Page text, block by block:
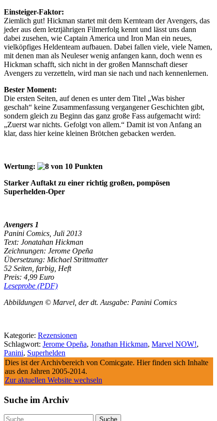
Einsteiger-Faktor:
Ziemlich gut! Hickman startet mit dem Kernteam der Avengers, das
jeder aus dem letztjährigen Filmerfolg kennt und lässt uns dann
dabei zusehen, wie Captain America und Iron Man ein neues,
vielköpfiges Heldenteam aufbauen. Dabei fallen viele, viele Namen,
mit denen man als Neuleser wenig anfangen kann, doch wenn es
Hickman schafft, sich nicht in der großen Mannschaft dieser
Avengers zu verzetteln, wird man sie nach und nach kennenlernen.
Bester Moment:
Die ersten Seiten, auf denen es unter dem Titel „Was bisher
geschah“ keine Zusammenfassung vergangener Geschichten gibt,
sondern gleich zu Beginn das ganz große Fass aufgemacht wird:
„Zuerst war nichts. Gefolgt von allem.“ Damit ist von Anfang an
klar, dass hier keine kleinen Brötchen gebacken werden.
Wertung:
Starker Auftakt zu einer richtig großen, pompösen
Superhelden-Oper
Avengers 1
Panini Comics, Juli 2013
Text: Jonatahan Hickman
Zeichnungen: Jerome Opeña
Übersetzung: Michael Strittmatter
52 Seiten, farbig, Heft
Preis: 4,99 Euro
Leseprobe (PDF)
Abbildungen © Marvel, der dt. Ausgabe: Panini Comics
Kategorie: Rezensionen
Schlagwort: Jerome Opeña, Jonathan Hickman, Marvel NOW!,
Panini, Superhelden
Dies ist der Archivbereich von Comicgate. Hier finden sich Inhalte
aus den Jahren 2005-2014.
Zur aktuellen Website wechseln
Suche im Archiv
Suche